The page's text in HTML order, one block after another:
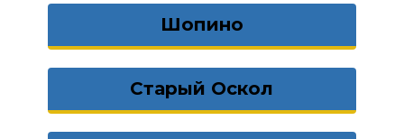
Шопино
Старый Оскол